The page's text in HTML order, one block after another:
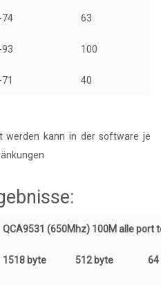
-74 63
-93 100
-71 40
werden kann in der software je
QCA9531 (650Mhz) 100M alle port
1518 byte 512 byte 64